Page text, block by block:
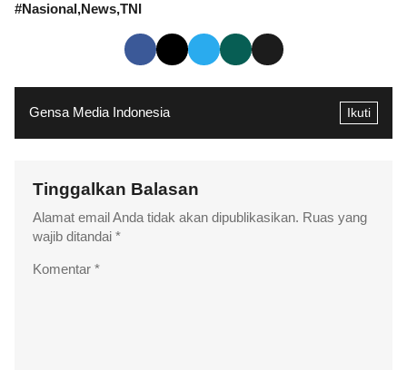
#Nasional News TNI
Gensa Media Indonesia Ikuti
Tinggalkan Balasan
Alamat email Anda tidak akan dipublikasikan. Ruas yang
wajib ditandai *
Komentar *